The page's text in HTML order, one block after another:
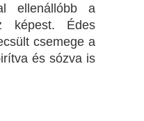
ellenállóbb a
képest. Édes
csemege a
és sózva is